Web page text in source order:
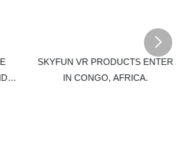
възрастови групи и играта има
степен на лепкавост и висок процент
обратно изкупуване ✅ Може да се постави
различни места, като търговски центрове,
SKYFUN VR PRODUCTS ENTER
IN CONGO, AFRICA.